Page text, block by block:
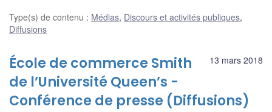
Type(s) de contenu : Médias, Discours et activités publiques,
Diffusions
13 mars 2018
École de commerce Smith
de l’Université Queen’s -
Conférence de presse (Diffusions)